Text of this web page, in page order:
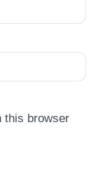
this browser